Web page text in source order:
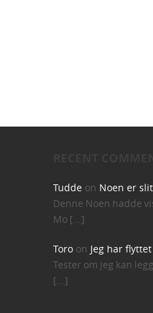
Tudde on Noen er
Denne Noen hadde
Mo [...]
Toro on Jeg har
Tester om jeg kan
[...]